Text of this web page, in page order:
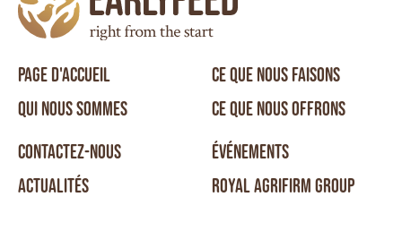
PAGE D'ACCUEIL
QUI NOUS SOMMES
CE QUE NOUS FAISONS
CE QUE NOUS OFFRONS
CONTACTEZ-NOUS
ACTUALITÉS
ÉVÉNEMENTS
ROYAL AGRIFIRM GROUP